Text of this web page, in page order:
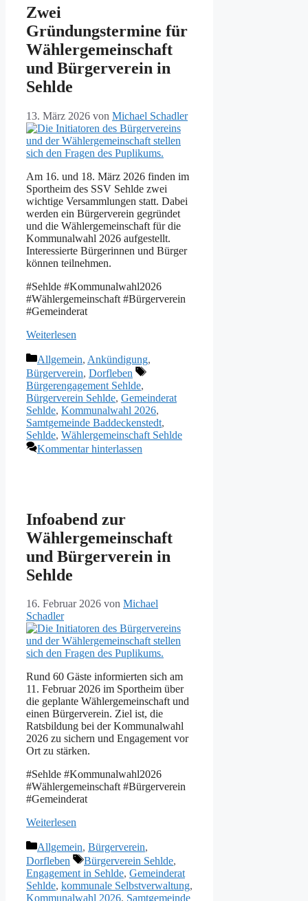
Zwei
Gründungstermine für
Wählergemeinschaft
und Bürgerverein in
Sehlde
13. März 2026 von Michael Schadler
Am 16. und 18. März 2026 finden im
Sportheim des SSV Sehlde zwei
wichtige Versammlungen statt. Dabei
werden ein Bürgerverein gegründet
und die Wählergemeinschaft für die
Kommunalwahl 2026 aufgestellt.
Interessierte Bürgerinnen und Bürger
können teilnehmen.
#Sehlde #Kommunalwahl2026
#Wählergemeinschaft #Bürgerverein
#Gemeinderat
Weiterlesen
Kategorien
Allgemein, Ankündigung,
Bürgerverein, Dorfleben
Schlagwörter
Bürgerengagement Sehlde,
Bürgerverein Sehlde, Gemeinderat
Sehlde, Kommunalwahl 2026,
Samtgemeinde Baddeckenstedt,
Sehlde, Wählergemeinschaft Sehlde
Kommentar hinterlassen
Infoabend zur
Wählergemeinschaft
und Bürgerverein in
Sehlde
16. Februar 2026 von Michael
Schadler
Rund 60 Gäste informierten sich am
11. Februar 2026 im Sportheim über
die geplante Wählergemeinschaft und
einen Bürgerverein. Ziel ist, die
Ratsbildung bei der Kommunalwahl
2026 zu sichern und Engagement vor
Ort zu stärken.
#Sehlde #Kommunalwahl2026
#Wählergemeinschaft #Bürgerverein
#Gemeinderat
Weiterlesen
Kategorien
Allgemein, Bürgerverein,
Dorfleben
Schlagwörter
Bürgerverein Sehlde,
Engagement in Sehlde, Gemeinderat
Sehlde, kommunale Selbstverwaltung,
Kommunalwahl 2026, Samtgemeinde